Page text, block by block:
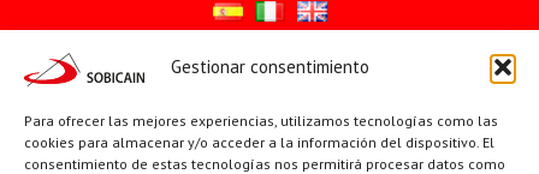
Gestionar consentimiento
Para ofrecer las mejores experiencias, utilizamos tecnologías como las
cookies para almacenar y/o acceder a la información del dispositivo. El
consentimiento de estas tecnologías nos permitirá procesar datos como
YouTube
X Facebook